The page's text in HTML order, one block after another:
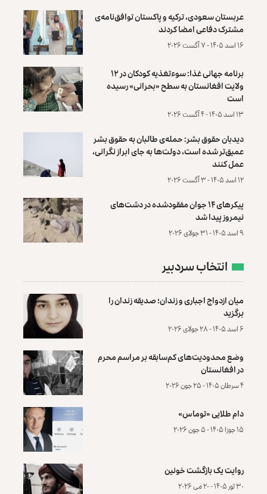
عربستان سعودی، ترکیه و پاکستان توافق‌نامه‌ی
مشترک دفاعی امضا کردند
۱۶ اسد ۱۴۰۵ - ۷ آگست ۲۰۲۶
برنامه جهانی غذا: سوءتغذیه کودکان در ۱۲
ولایت افغانستان به سطح «بحرانی» رسیده
است
۱۳ اسد ۱۴۰۵ - ۴ آگست ۲۰۲۶
دیدبان حقوق بشر: حمله‌ی طالبان به حقوق بشر
عمیق‌تر شده است، دولت‌ها به جای ابراز نگرانی،
عمل کنند
۱۲ اسد ۱۴۰۵ - ۳ آگست ۲۰۲۶
پیکرهای ۱۴ جوان مفقودشده در دشت‌های
نیمروز پیدا شد
۹ اسد ۱۴۰۵ - ۳۱ جولای ۲۰۲۶
انتخاب سردبیر
میان ازدواج اجباری و زندان؛ صدیقه زندان را
برگزید
۶ اسد ۱۴۰۵ - ۲۸ جولای ۲۰۲۶
وضع محدودیت‌های کم‌سابقه بر مراسم محرم
در افغانستان
۴ سرطان ۱۴۰۵ - ۲۵ جون ۲۰۲۶
دام طلایی «توماس»
۱۵ جوزا ۱۴۰۵ - ۵ جون ۲۰۲۶
روایت یک بازگشت خونین
۳۰ ثور ۱۴۰۵ - ۲۰ می ۲۰۲۶